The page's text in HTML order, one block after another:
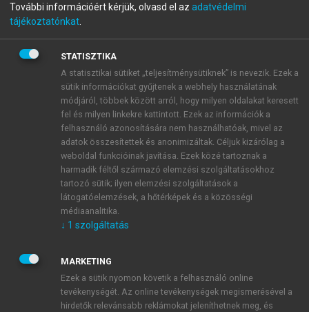
A regisztráció után apróbaidőszakautomatikusan
BELÉPÉS SAJÁT FIÓKKAL
ÚJ FIÓK LÉTREHOZÁSA
1 óra díjmentes hozzáférés
E-MAIL-CÍM
JELSZÓ
JELSZÓ ÚJRA
További információért kérjük, olvasd el az adatvédelmi
tájékoztatónkat
STATISZTIKA
A statisztikai sütiket „teljesítménysütiknek” is nevezik. Ezek a
sütik információkat gyűjtenek a webhely használatának
módjáról, többek között arról, hogy milyen oldalakat keresett
fel és milyen linkekre kattintott. Ezek az információk a
felhasználó azonosítására nem használhatóak, mivel az
adatok összesítettek és anonimizáltak. Céljuk kizárólag a
weboldal funkcióinak javítása. Ezek közé tartoznak a
harmadik féltől származó elemzési szolgáltatásokhoz
tartozó sütik; ilyen elemzési szolgáltatások a
látogatóelemzések, a hőtérképek és a közösségi
médiaanalitika.
↓ 1 szolgáltatás
MARKETING
Ezek a sütik nyomon követik a felhasználó online
tevékenységét. Az online tevékenységek megismerésével a
hirdetők relevánsabb reklámokat jeleníthetnek meg, és